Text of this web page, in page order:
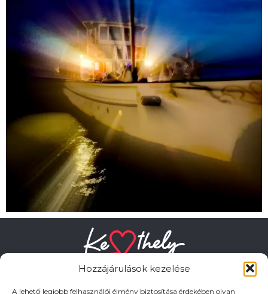
Hozzájárulások kezelése
A lehető legjobb felhasználói élmény biztosítása érdekében olyan